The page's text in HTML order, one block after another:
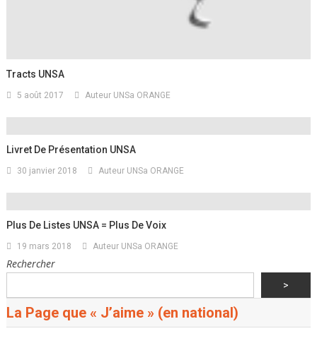
Tracts UNSA
5 août 2017 Auteur UNSa ORANGE
Livret De Présentation UNSA
30 janvier 2018 Auteur UNSa ORANGE
Plus De Listes UNSA = Plus De Voix
19 mars 2018 Auteur UNSa ORANGE
Rechercher
>
La Page que « J’aime » (en national)